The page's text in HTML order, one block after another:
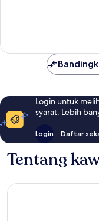
Login untuk
syarat. Lebih
Login Daftar
Tentang